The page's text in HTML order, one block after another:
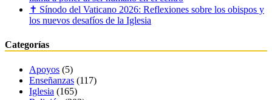
✝️ Sínodo del Vaticano 2026: Reflexiones sobre los obispos y
los nuevos desafíos de la Iglesia
Categorías
Apoyos (5)
Enseñanzas (117)
Iglesia (165)